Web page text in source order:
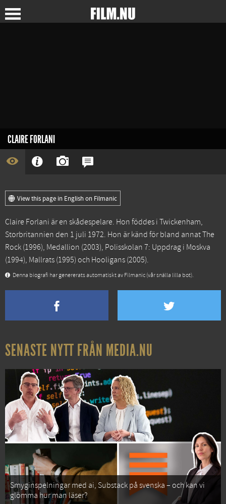
CLAIRE FORLANI
View this page in English on Filmanic
Claire Forlani är en skådespelare. Hon föddes i Twickenham,
Storbritannien den 1 juli 1972. Hon är känd för bland annatThe
Rock (1996), Medallion (2003), Polisskolan 7: Uppdrag i Moskva
(1994), Mallrats (1995) och Hooligans (2005).
Denna biografi har genererats automatiskt av Filmanic (vår snälla lilla bot).
SENASTE NYTT FRÅN MEDIA.NU
Smyginspelningar med ai, Substack på svenska – och kan vi
glömma hur man läser?